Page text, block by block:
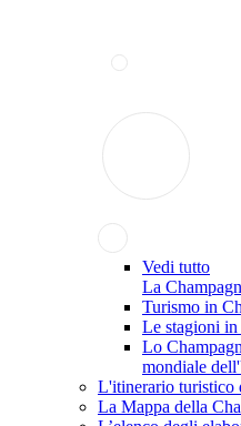
Vedi tutto
La
Turismo in
Le stagioni in
Lo
mondiale
L'itinerario turistico
La Mappa della